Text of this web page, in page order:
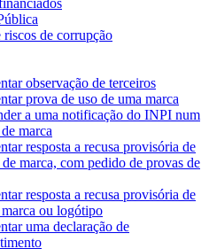
riscos de corrupção
observação de terceiros
prova de uso de uma marca
a uma notificação do INPI num
marca
resposta a recusa provisória de
marca, com pedido de provas de
resposta a recusa provisória de
ou logótipo
uma declaração de